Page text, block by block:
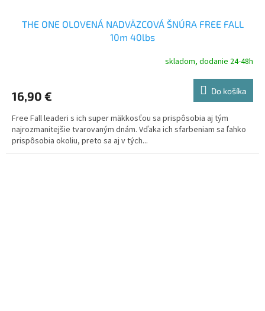
THE ONE OLOVENÁ NADVÄZCOVÁ ŠNÚRA FREE FALL
10m 40lbs
skladom, dodanie 24-48h
16,90 € Do košíka
Free Fall leaderi s ich super mäkkosťou sa prispôsobia aj tým
najrozmanitejšie tvarovaným dnám. Vďaka ich sfarbeniam sa ľahko
prispôsobia okoliu, preto sa aj v tých...